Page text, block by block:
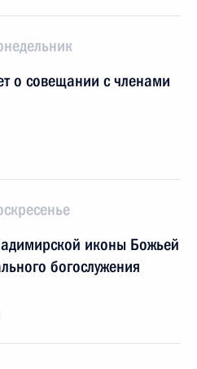
о совещании с членами
иконы Божьей
богослужения